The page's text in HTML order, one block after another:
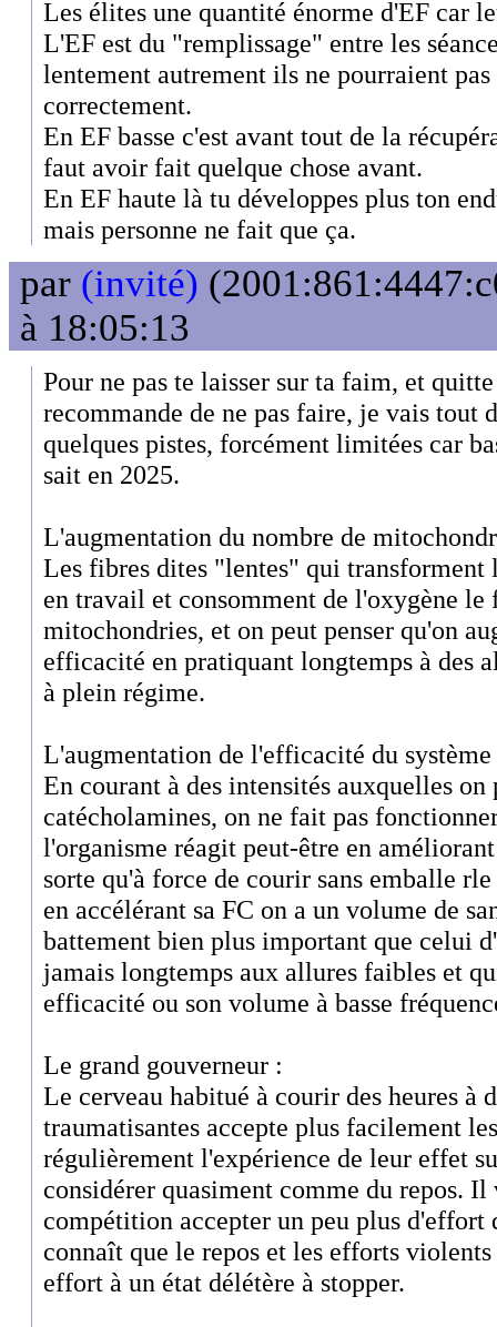
Les élites une quantité énorme d'EF car
L'EF est du "remplissage" entre les
lentement autrement ils ne pourraient pas
correctement.
En EF basse c'est avant tout de la
faut avoir fait quelque chose avant.
En EF haute là tu développes plus ton
mais personne ne fait que ça.
par (invité)
à 18:05:13
Pour ne pas te laisser sur ta faim, et
recommande de ne pas faire, je vais tout
quelques pistes, forcément limitées car
sait en 2025.
L'augmentation du nombre de
Les fibres dites "lentes" qui transforment
en travail et consomment de l'oxygène le
mitochondries, et on peut penser qu'on
efficacité en pratiquant longtemps à des
à plein régime.
L'augmentation de l'efficacité du
En courant à des intensités auxquelles on
catécholamines, on ne fait pas
l'organisme réagit peut-être en
sorte qu'à force de courir sans emballe
en accélérant sa FC on a un volume de
battement bien plus important que celui
jamais longtemps aux allures faibles et
efficacité ou son volume à basse
Le grand gouverneur :
Le cerveau habitué à courir des heures à
traumatisantes accepte plus facilement
régulièrement l'expérience de leur effet
considérer quasiment comme du repos.
compétition accepter un peu plus d'effort
connaît que le repos et les efforts
effort à un état délétère à stopper.